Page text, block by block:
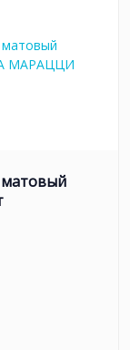
матовый